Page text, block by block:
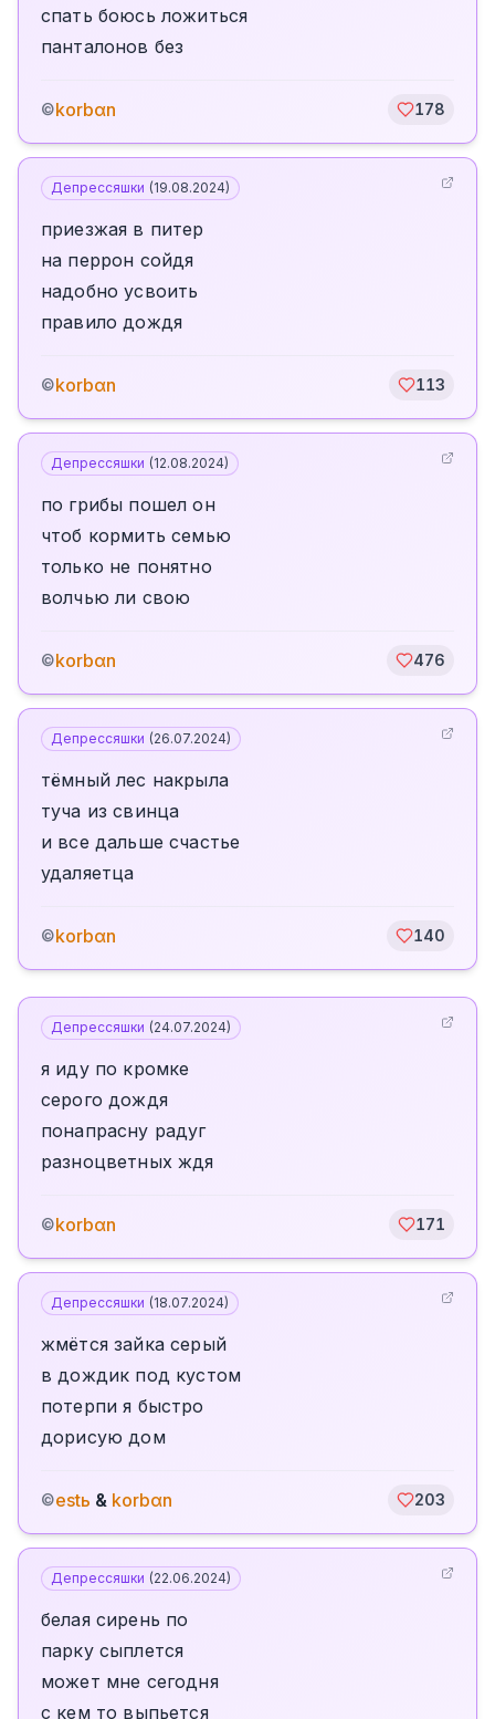
спать боюсь ложиться
панталонов без
©korbαn 178
Депрессяшки (19.08.2024)
приезжая в питер
на перрон сойдя
надобно усвоить
правило дождя
©korbαn 113
Депрессяшки (12.08.2024)
по грибы пошел он
чтоб кормить семью
только не понятно
волчью ли свою
©korbαn 476
Депрессяшки (26.07.2024)
тёмный лес накрыла
туча из свинца
и все дальше счастье
удаляетца
©korbαn 140
Депрессяшки (24.07.2024)
я иду по кромке
серого дождя
понапрасну радуг
разноцветных ждя
©korbαn 171
Депрессяшки (18.07.2024)
жмётся зайка серый
в дождик под кустом
потерпи я быстро
дорисую дом
©estь & korbαn 203
Депрессяшки (22.06.2024)
белая сирень по
парку сыплется
может мне сегодня
с кем то выпьется